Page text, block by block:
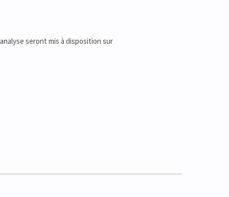
seront mis à disposition sur